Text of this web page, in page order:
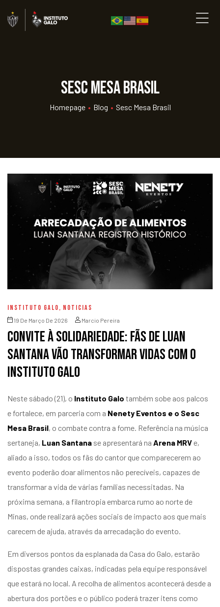
Sesc Mesa Brasil
Homepage • Blog • Sesc Mesa Brasil
INSTITUTO GALO, NOTICIAS
19 De Março De 2026 Marcio Pereira
Convite à solidariedade: fãs de Luan
Santana vão transformar vidas com o
Instituto Galo
Neste sábado (21), o Instituto Galo também sobe aos palcos
e fortalece, em parceria com a Nenety Eventos e o Sesc
Mesa Brasil, o combate contra a fome. Referência na música
sertaneja, Luan Santana se apresentará na Arena MRVe,
aliado a isso, todos os fãs do cantor que comparecerem ao
evento poderão doar alimentos não perecíveis, capazes de
transformar a vida de várias famílias necessitadas. Na
próxima semana, a filantropia embarca rumo ao norte de
Minas, onde realizará ações sociais de impacto aos que mais
carecem de ajuda, através da arrecadação do evento.
Em diversos pontos da esplanada da Casa do Galo, estarão
dispostas grandes caixas, indicadas pela equipe responsável
que estará no local. A recolha de alimentos acontecerá desde a
abertura dos portões e o público poderá trazer itens como